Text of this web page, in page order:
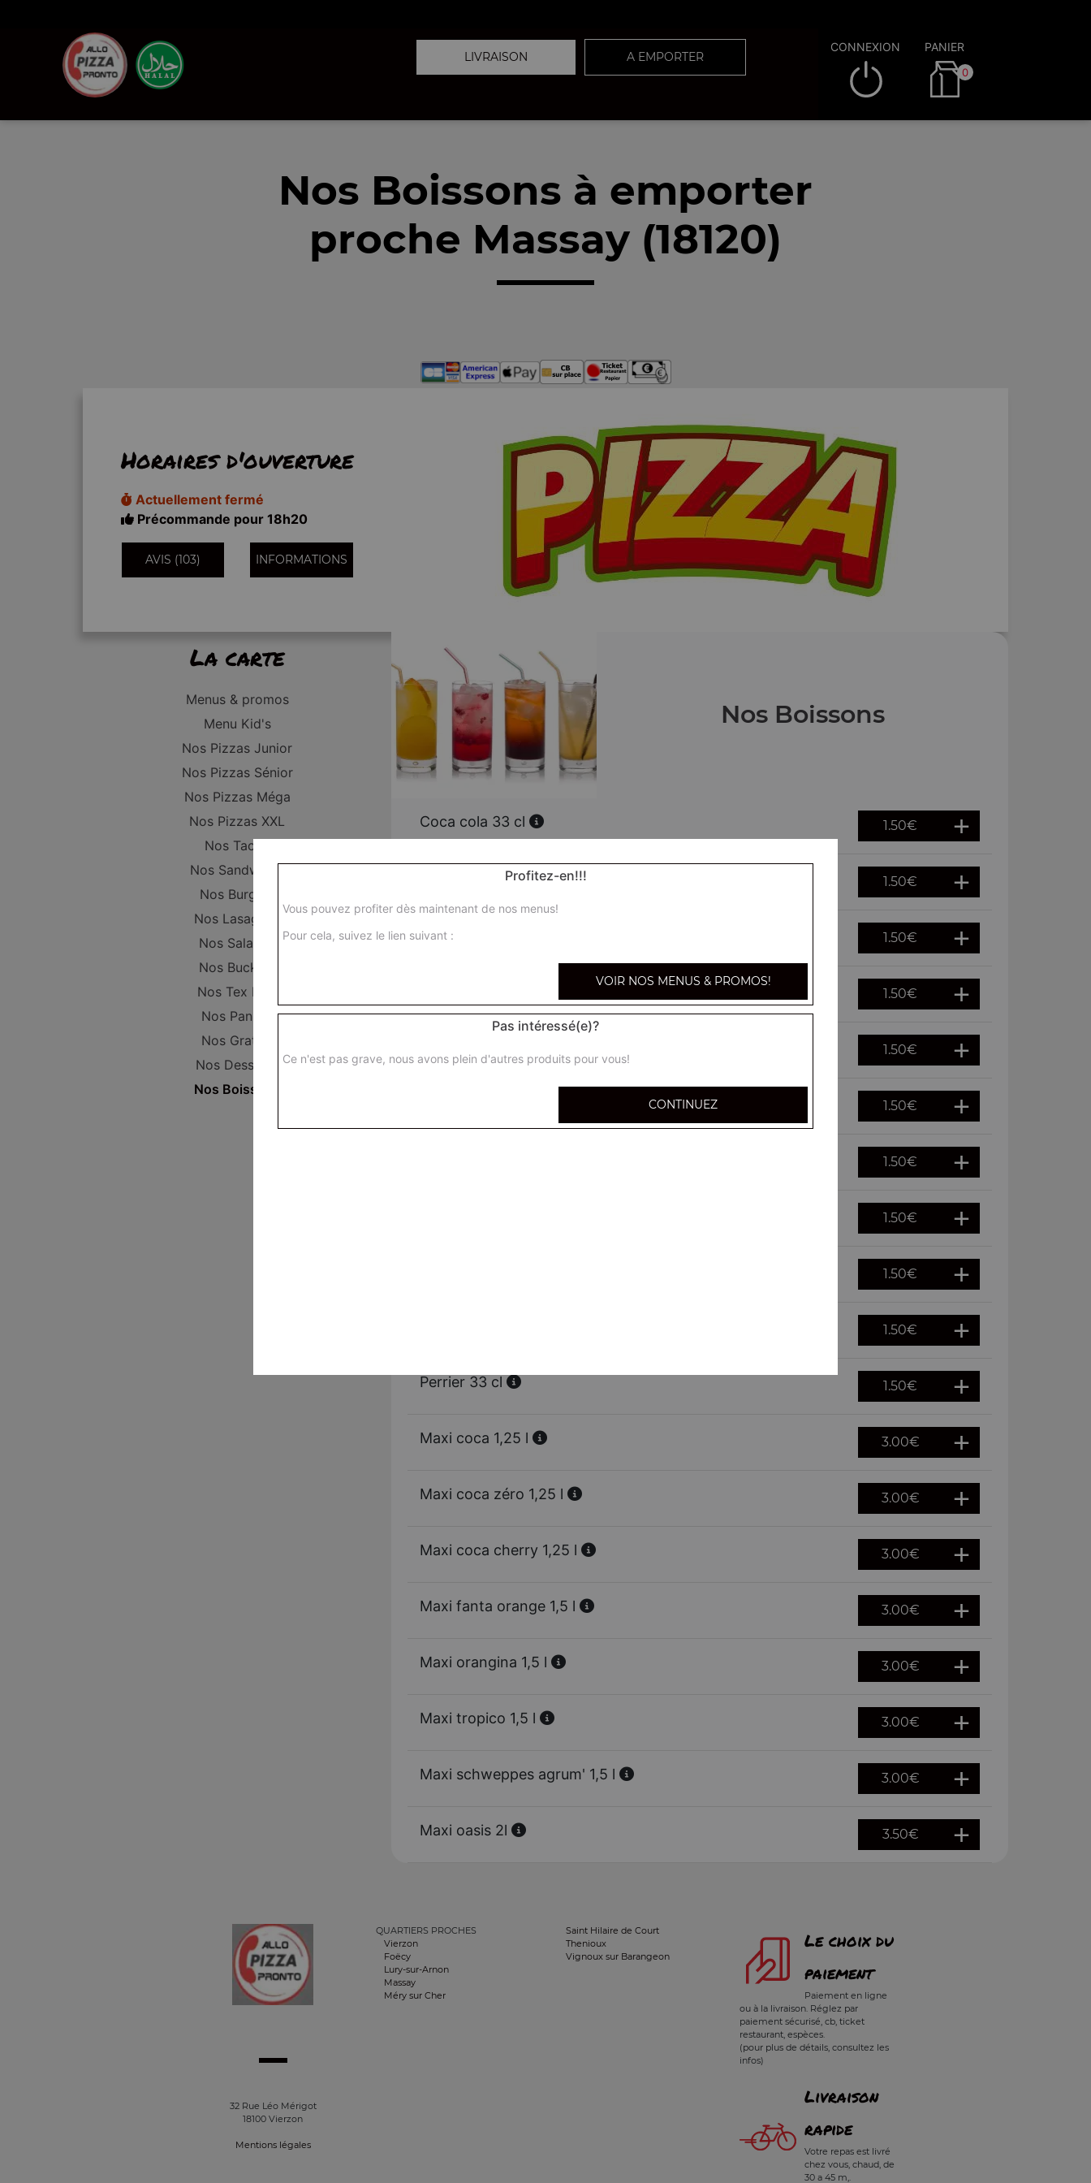
LIVRAISON A EMPORTER
CONNEXION PANIER
0
Nos Boissons à emporter
proche Massay (18120)
Horaires d'ouverture
Actuellement fermé
Précommande pour 18h20
AVIS (103) INFORMATIONS
La carte
Menus & promos
Menu Kid's
Nos Pizzas Junior
Nos Pizzas Sénior
Nos Pizzas Méga
Nos Pizzas XXL
Nos Tacos
Nos Sandwichs
Nos Burgers
Nos Lasagnes
Nos Salades
Nos Buckets
Nos Tex Mex
Nos Paninis
Nos Gratins
Nos Desserts
Nos Boissons
Nos Boissons
Coca cola 33 cl 1.50€
Coca zéro 33 cl 1.50€
Coca cherry 33 cl 1.50€
1.50€
1.50€
1.50€
1.50€
1.50€
1.50€
1.50€
Perrier 33 cl 1.50€
Maxi coca 1,25 l 3.00€
Maxi coca zéro 1,25 l 3.00€
Maxi coca cherry 1,25 l 3.00€
Maxi fanta orange 1,5 l 3.00€
Maxi orangina 1,5 l 3.00€
Maxi tropico 1,5 l 3.00€
Maxi schweppes agrum' 1,5 l 3.00€
Maxi oasis 2l 3.50€
32 Rue Léo Mérigot
18100 Vierzon
Mentions légales
QUARTIERS PROCHES
Vierzon
Foëcy
Lury-sur-Arnon
Massay
Méry sur Cher
Saint Hilaire de Court
Thenioux
Vignoux sur Barangeon
Le choix du
paiement
Paiement en ligne
ou à la livraison. Réglez par
paiement sécurisé, cb, ticket
restaurant, espèces.
(pour plus de détails, consultez les
infos)
Livraison
rapide
Votre repas est livré
chez vous, chaud, de
30 a 45 m,.
Profitez-en!!!
Vous pouvez profiter dès maintenant de nos menus!
Pour cela, suivez le lien suivant :
VOIR NOS MENUS & PROMOS!
Pas intéressé(e)?
Ce n'est pas grave, nous avons plein d'autres produits pour vous!
CONTINUEZ